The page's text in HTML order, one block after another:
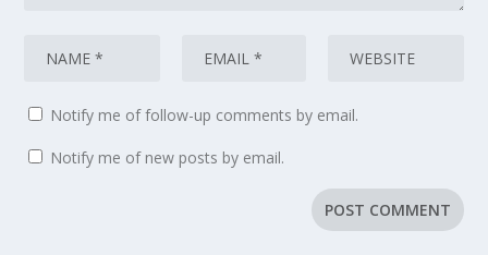
Notify me of follow-up comments by email.
Notify me of new posts by email.